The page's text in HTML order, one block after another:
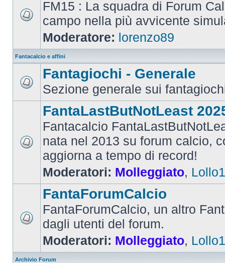
FM15 : La squadra di Forum
campo nella più avvicente
Moderatore: lorenzo89
Fantacalcio e affini
Fantagiochi - Generale
Sezione generale sui
FantaLastButNotLeast
Fantacalcio
nata nel 2013 su forum calcio,
aggiorna a tempo di record!
Moderatori: Molleggiato,
FantaForumCalcio
FantaForumCalcio, un altro
dagli utenti del forum.
Moderatori: Molleggiato,
Archivio Forum